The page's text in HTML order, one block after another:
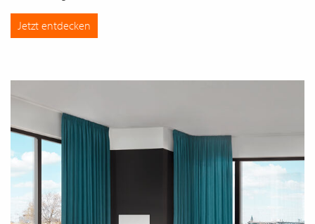
Jetzt entdecken